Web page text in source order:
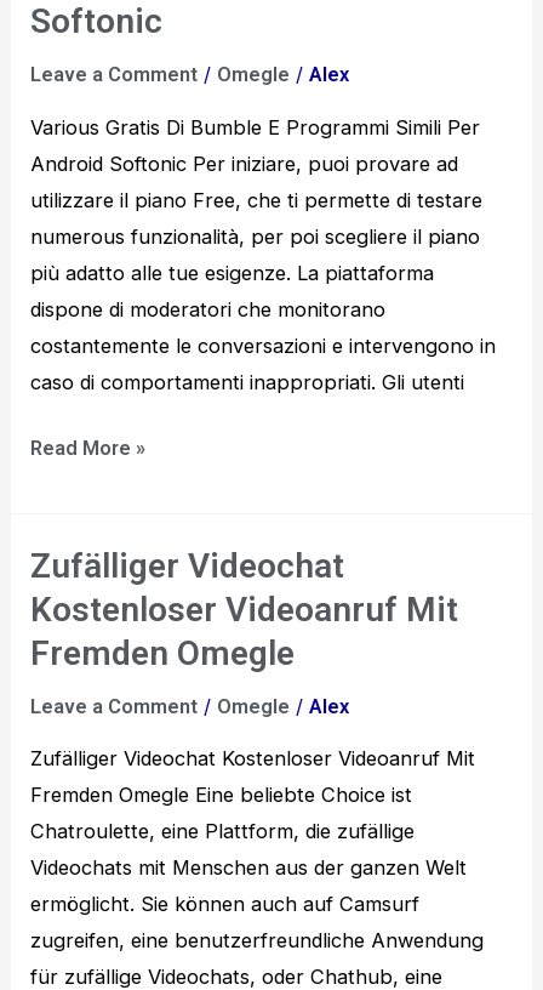
Softonic
Leave a Comment / Omegle /Alex
Various Gratis Di Bumble E Programmi Simili Per
Android Softonic Per iniziare, puoi provare ad
utilizzare il piano Free, che ti permette di testare
numerous funzionalità, per poi scegliere il piano
più adatto alle tue esigenze. La piattaforma
dispone di moderatori che monitorano
costantemente le conversazioni e intervengono in
caso di comportamenti inappropriati. Gli utenti
Bumble
E
Read More »
Zufälliger Videochat
Kostenloser Videoanruf Mit
Fremden Omegle
Leave a Comment / Omegle /Alex
Zufälliger Videochat Kostenloser Videoanruf Mit
Fremden Omegle Eine beliebte Choice ist
Chatroulette, eine Plattform, die zufällige
Videochats mit Menschen aus der ganzen Welt
ermöglicht. Sie können auch auf Camsurf
zugreifen, eine benutzerfreundliche Anwendung
für zufällige Videochats, oder Chathub, eine
Zufälliger
Videochat
Videoanruf
Mit